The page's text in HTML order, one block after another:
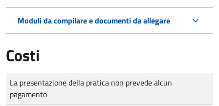
Moduli da compilare e documenti da allegare
Costi
Tipo di pagamento
Importo
La presentazione della pratica non prevede alcun
pagamento